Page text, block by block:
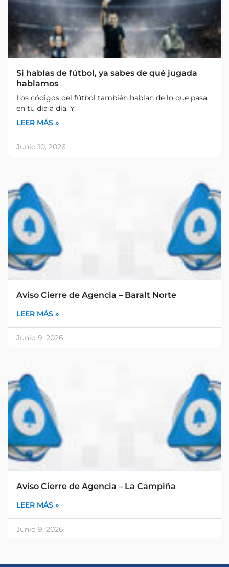
Si hablas de fútbol, ya sabes de qué jugada
hablamos
Los códigos del fútbol también hablan de lo que pasa
en tu día a día. Y
LEER MÁS »
Junio 10, 2026
Aviso Cierre de Agencia – Baralt Norte
LEER MÁS »
Junio 9, 2026
Aviso Cierre de Agencia – La Campiña
LEER MÁS »
Junio 9, 2026